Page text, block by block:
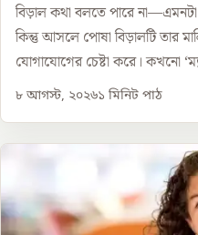
বিড়াল কথা বলতে পারে
কিন্তু আসলে পোষা বিড়ালটি তার
যোগাযোগের চেষ্টা করে। কখনো
৮ আগস্ট, ২০২৬১ মিনিট পাঠ